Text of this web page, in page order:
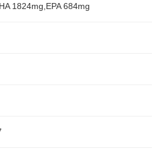
1824mg,EPA 684mg